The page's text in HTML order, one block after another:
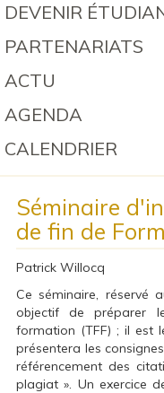
DEVENIR
PARTENARIATS
ACTU
AGENDA
CALENDRIER
Séminaire
de fin de
Patrick Willocq
Ce séminaire, réservé
objectif de préparer
formation (TFF) ; il est
présentera les
référencement des
plagiat ». Un exercice